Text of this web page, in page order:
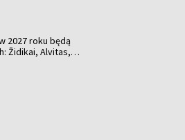
2027 roku będą
Židikai, Alvitas,